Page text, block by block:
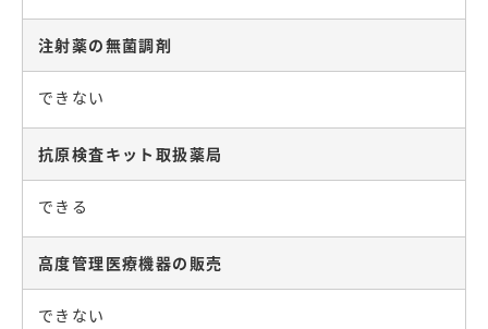
注射薬の無菌調剤
できない
抗原検査キット取扱薬局
できる
高度管理医療機器の販売
できない